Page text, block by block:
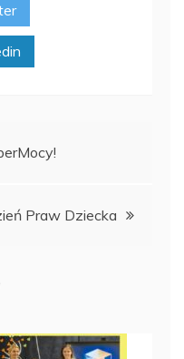
Praw Dziecka